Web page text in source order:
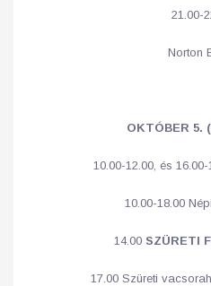
21.00-
Norton
OKTÓBER 5.
10.00-12.00, és
10.00-18.00
14.00 SZÜRETI
17.00 Szüreti